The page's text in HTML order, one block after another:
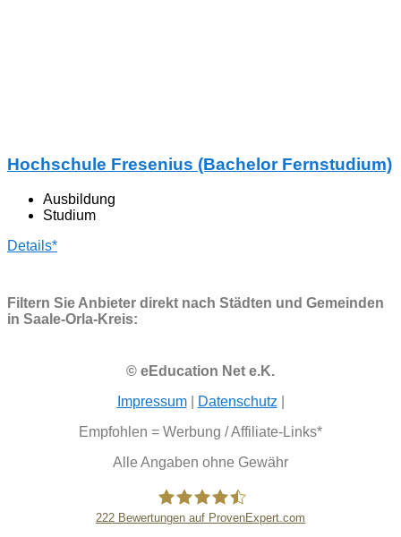
Hochschule Fresenius (Bachelor Fernstudium)
Ausbildung
Studium
Details*
Filtern Sie Anbieter direkt nach Städten und Gemeinden
in Saale-Orla-Kreis:
© eEducation Net e.K.
Impressum| Datenschutz
Empfohlen = Werbung / Affiliate-Links*
Alle Angaben ohne Gewähr
222 Bewertungen auf ProvenExpert.com